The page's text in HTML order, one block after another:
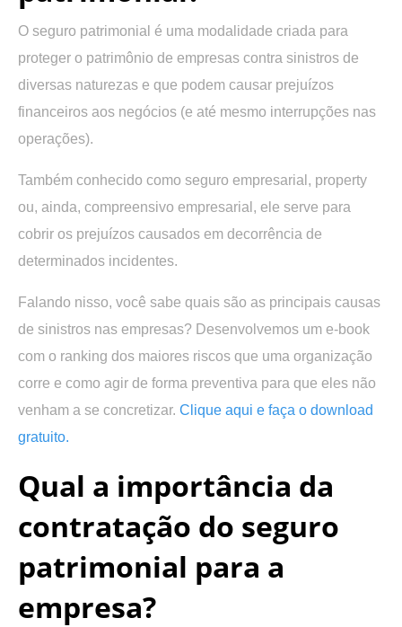
O seguro patrimonial é uma modalidade criada para
proteger o patrimônio de empresas contra sinistros de
diversas naturezas e que podem causar prejuízos
financeiros aos negócios (e até mesmo interrupções nas
operações).
Também conhecido como seguro empresarial, property
ou, ainda, compreensivo empresarial, ele serve para
cobrir os prejuízos causados em decorrência de
determinados incidentes.
Falando nisso, você sabe quais são as principais causas
de sinistros nas empresas? Desenvolvemos um e-book
com o ranking dos maiores riscos que uma organização
corre e como agir de forma preventiva para que eles não
venham a se concretizar. Clique aqui e faça o download
gratuito.
Qual a importância da
contratação do seguro
patrimonial para a
empresa?